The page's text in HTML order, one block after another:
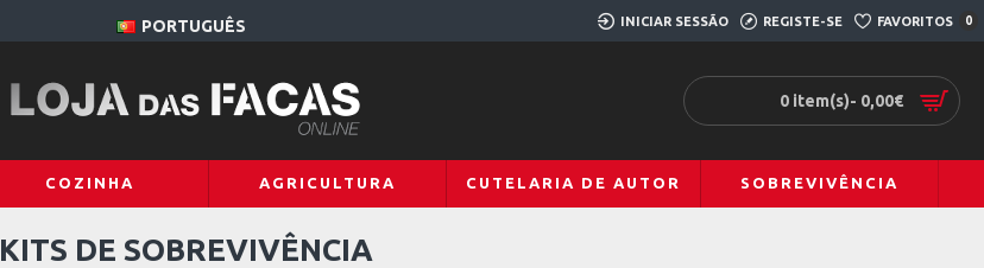
PORTUGUÊS INICIAR SESSÃO REGISTE-SE FAVORITOS 0
0 item(s)- 0,00€
COZINHA AGRICULTURA CUTELARIA DE AUTOR SOBREVIVÊNCIA
KITS DE SOBREVIVÊNCIA